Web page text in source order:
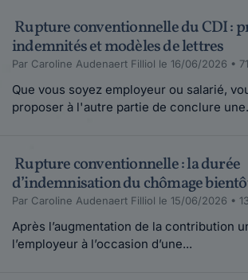
le 12-06-2019
Bonjour Cha0693, Juritravail met
disposition un certain nombre de
Bonjour Jack1952,Merci pour votre
qui pourrait être utile à...
Lire plus
Rupture conventionnelle du CDI :
indemnités et modèles de lettres
Par Caroline Audenaert Filliol le 16/06/2026 •
Que vous soyez employeur ou salarié,
proposer à l'autre partie de conclure
Rupture conventionnelle : la durée
d’indemnisation du chômage
Par Caroline Audenaert Filliol le 15/06/2026 •
Après l’augmentation de la contribution
l’employeur à l’occasion d’une...